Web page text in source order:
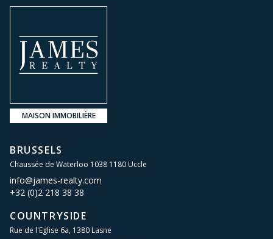
MAISON IMMOBILIÈRE
BRUSSELS
Chaussée de Waterloo 1038 1180 Uccle
info@james-realty.com
+32 (0)2 218 38 38
COUNTRYSIDE
Rue de l'Eglise 6a, 1380 Lasne